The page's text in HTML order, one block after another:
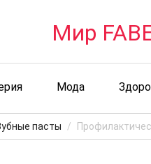
Мир
Мода
пасты